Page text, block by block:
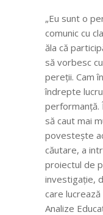
„Eu sunt o
comunic cu
ăla că
să vorbesc
pereții. Cam
îndrepte
performanță.
să caut mai
povestește
căutare, a
proiectul de
investigație,
care lucrează
Analize